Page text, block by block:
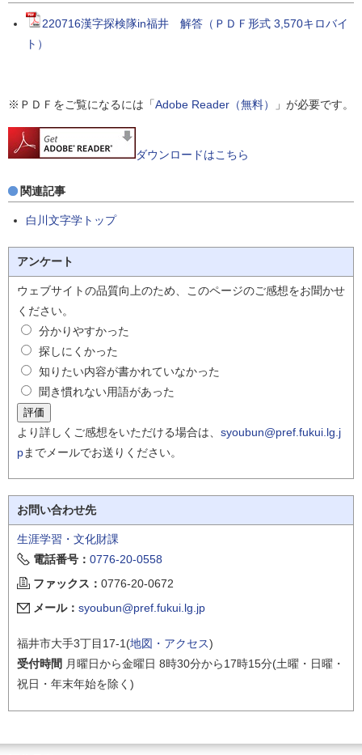
220716漢字探検隊in福井 解答（ＰＤＦ形式 3,570キロバイ
ト）
※ＰＤＦをご覧になるには「Adobe Reader（無料） 」が必要です。
ダウンロードはこちら
関連記事
白川文字学トップ
アンケート
ウェブサイトの品質向上のため、このページのご感想をお聞かせ
ください。
分かりやすかった
探しにくかった
知りたい内容が書かれていなかった
聞き慣れない用語があった
より詳しくご感想をいただける場合は、 syoubun@pref.fukui.lg.j
pまでメールでお送りください。
お問い合わせ先
生涯学習・文化財課
電話番号： 0776-20-0558
ファックス： 0776-20-0672
メール： syoubun@pref.fukui.lg.jp
福井市大手3丁目17-1(地図・アクセス)
受付時間 月曜日から金曜日 8時30分から17時15分(土曜・日曜・
祝日・年末年始を除く)